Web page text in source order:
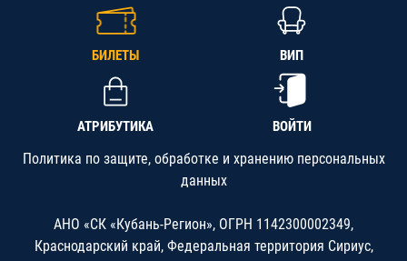
БИЛЕТЫ ВИП
АТРИБУТИКА ВОЙТИ
Политика по защите, обработке и хранению персональных
данных
АНО «СК «Кубань-Регион», ОГРН 1142300002349,
Краснодарский край, Федеральная территория Сириус,